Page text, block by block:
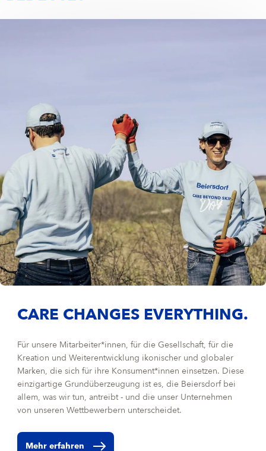
CARE CHANGES EVERYTHING.
Für unsere Mitarbeiter*innen, für die Gesellschaft, für die
Kreation und Weiterentwicklung ikonischer und globaler
Marken, die sich für ihre Konsument*innen einsetzen. Diese
einzigartige Grundüberzeugung ist es, die Beiersdorf bei
allem, was wir tun, antreibt - und die unser Unternehmen
von unseren Wettbewerbern unterscheidet.
Mehr erfahren